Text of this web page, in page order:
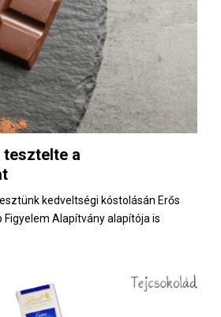
tesztelte a
kedveltségi kóstolásán Erős
Figyelem Alapítvány alapítója is